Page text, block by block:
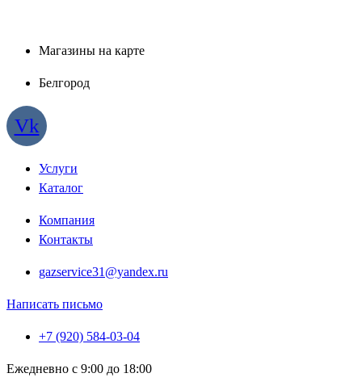
Магазины на карте
Белгород
Vk
Услуги
Каталог
Компания
Контакты
gazservice31@yandex.ru
Написать письмо
+7 (920) 584-03-04
Ежедневно с 9:00 до 18:00